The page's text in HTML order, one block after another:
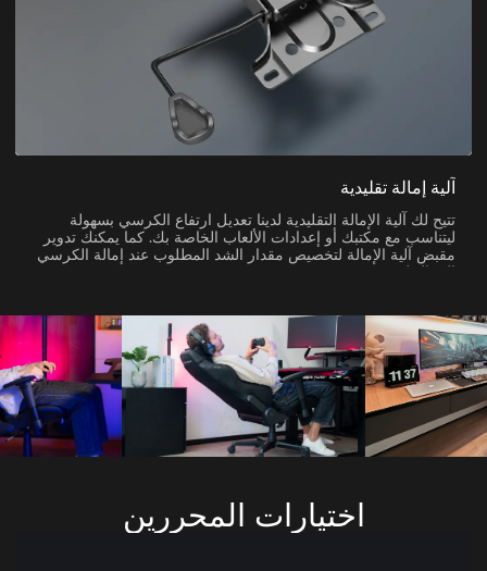
آلية إمالة تقليدية
تتيح لك آلية الإمالة التقليدية لدينا تعديل ارتفاع الكرسي بسهولة
ليتناسب مع مكتبك أو إعدادات الألعاب الخاصة بك. كما يمكنك تدوير
مقبض آلية الإمالة لتخصيص مقدار الشد المطلوب عند إمالة الكرسي
إلى الخلف.
اختيارات المحررين